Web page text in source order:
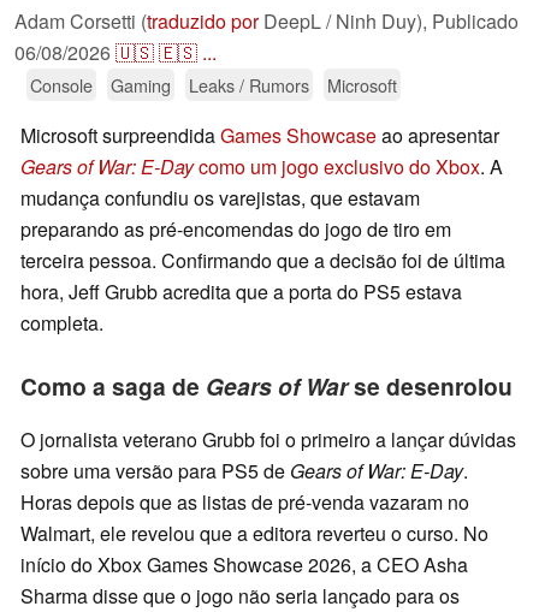
Adam Corsetti (traduzido porDeepL / Ninh Duy), Publicado
06/08/2026🇺🇸🇪🇸 ...
Console Gaming Leaks / Rumors Microsoft
Microsoft surpreendidaGames Showcaseao apresentar
Gears of War: E-Daycomo um jogo exclusivo do Xbox. A
mudança confundiu os varejistas, que estavam
preparando as pré-encomendas do jogo de tiro em
terceira pessoa. Confirmando que a decisão foi de última
hora, Jeff Grubb acredita que a porta do PS5 estava
completa.
Como a saga de Gears of Warse desenrolou
O jornalista veterano Grubb foi o primeiro a lançar dúvidas
sobre uma versão para PS5 de Gears of War: E-Day.
Horas depois que as listas de pré-venda vazaram no
Walmart, ele revelou que a editora reverteu o curso. No
início do Xbox Games Showcase 2026, a CEO Asha
Sharma disse que o jogo não seria lançado para os